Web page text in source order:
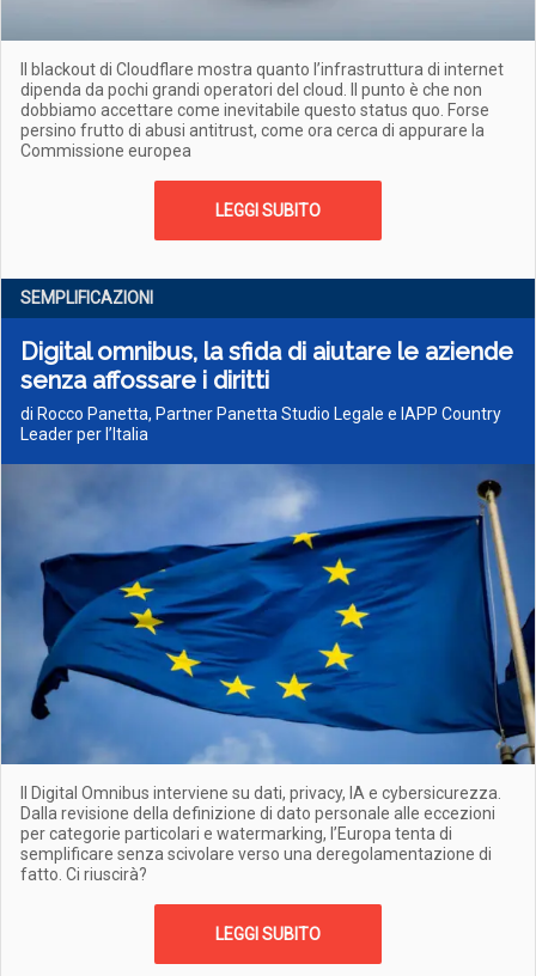
Il blackout di Cloudflare mostra quanto l’infrastruttura di internet
dipenda da pochi grandi operatori del cloud. Il punto è che non
dobbiamo accettare come inevitabile questo status quo. Forse
persino frutto di abusi antitrust, come ora cerca di appurare la
Commissione europea
LEGGI SUBITO
SEMPLIFICAZIONI
Digital omnibus, la sfida di aiutare le aziende
senza affossare i diritti
di Rocco Panetta, Partner Panetta Studio Legale e IAPP Country
Leader per l’Italia
Il Digital Omnibus interviene su dati, privacy, IA e cybersicurezza.
Dalla revisione della definizione di dato personale alle eccezioni
per categorie particolari e watermarking, l’Europa tenta di
semplificare senza scivolare verso una deregolamentazione di
fatto. Ci riuscirà?
LEGGI SUBITO